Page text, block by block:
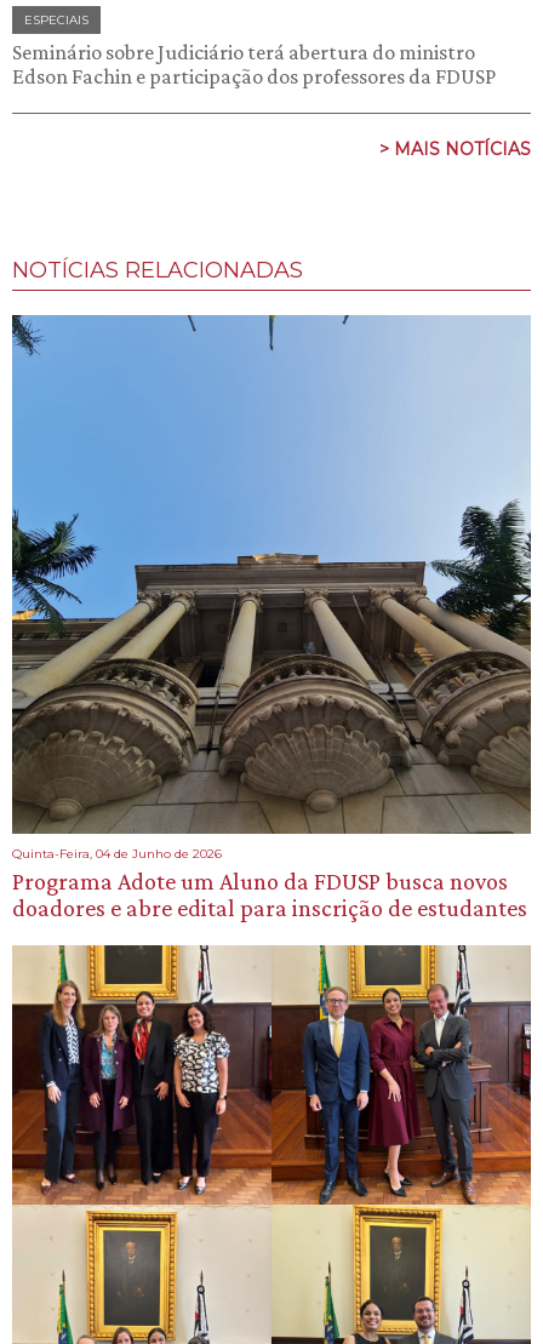
ESPECIAIS
Seminário sobre Judiciário terá abertura do ministro
Edson Fachin e participação dos professores da FDUSP
> MAIS NOTÍCIAS
NOTÍCIAS RELACIONADAS
Quinta-Feira, 04 de Junho de 2026
Programa Adote um Aluno da FDUSP busca novos
doadores e abre edital para inscrição de estudantes